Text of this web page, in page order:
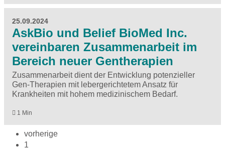
25.09.2024
AskBio und Belief BioMed Inc.
vereinbaren Zusammenarbeit im
Bereich neuer Gentherapien
Zusammenarbeit dient der Entwicklung potenzieller
Gen-Therapien mit lebergerichtetem Ansatz für
Krankheiten mit hohem medizinischem Bedarf.
1 Min
vorherige
1